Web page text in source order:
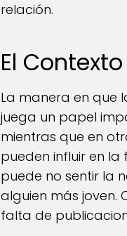
relación.
El
La manera en que
juega un papel
mientras que en
pueden influir en
puede no sentir la
alguien más joven.
falta de